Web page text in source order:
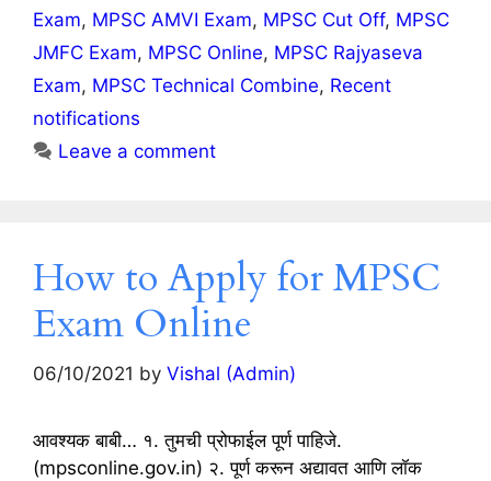
Exam, MPSC AMVI Exam, MPSC Cut Off, MPSC
JMFC Exam, MPSC Online, MPSC Rajyaseva
Exam, MPSC Technical Combine, Recent
notifications
Leave a comment
How to Apply for MPSC
Exam Online
06/10/2021 by Vishal (Admin)
आवश्यक बाबी… १. तुमची प्रोफाईल पूर्ण पाहिजे.
(mpsconline.gov.in) २. पूर्ण करून अद्यावत आणि लॉक